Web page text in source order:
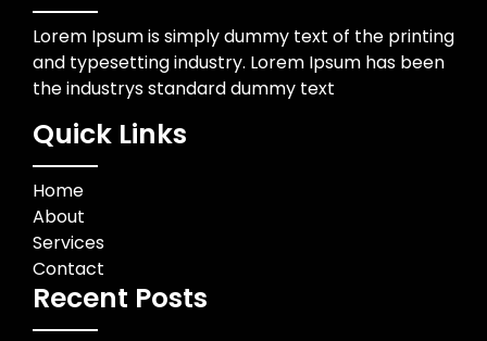
Lorem Ipsum is simply dummy text of the printing
and typesetting industry. Lorem Ipsum has been
the industrys standard dummy text
Quick Links
Home
About
Services
Contact
Recent Posts